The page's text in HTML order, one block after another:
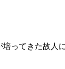
ってきた故人